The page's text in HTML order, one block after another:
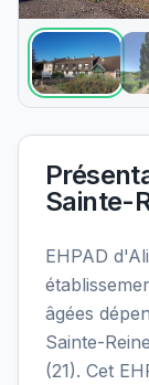
Sainte-
EHPAD
âgées
Sainte-
(21). Cet